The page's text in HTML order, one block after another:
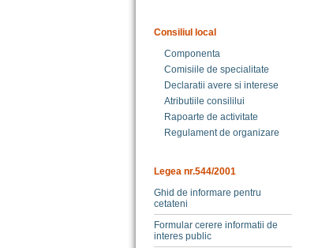
Consiliul local
Componenta
Comisiile de specialitate
Declaratii avere si interese
Atributiile consililui
Rapoarte de activitate
Regulament de organizare
Legea nr.544/2001
Ghid de informare pentru
cetateni
Formular cerere informatii de
interes public